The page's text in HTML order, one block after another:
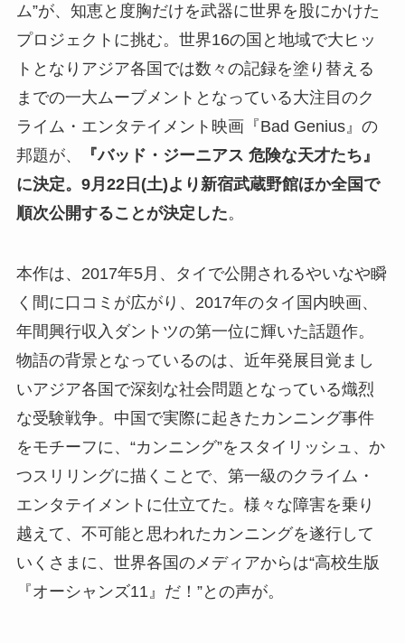
ム”が、知恵と度胸だけを武器に世界を股にかけた
プロジェクトに挑む。世界16の国と地域で大ヒッ
トとなりアジア各国では数々の記録を塗り替える
までの一大ムーブメントとなっている大注目のク
ライム・エンタテイメント映画『Bad Genius』の
邦題が、
『バッド・ジーニアス 危険な天才たち』
に決定。9月22日(土)より新宿武蔵野館ほか全国で
順次公開することが決定した。
本作は、2017年5月、タイで公開されるやいなや瞬
く間に口コミが広がり、2017年のタイ国内映画、
年間興行収入ダントツの第一位に輝いた話題作。
物語の背景となっているのは、近年発展目覚まし
いアジア各国で深刻な社会問題となっている熾烈
な受験戦争。中国で実際に起きたカンニング事件
をモチーフに、“カンニング”をスタイリッシュ、か
つスリリングに描くことで、第一級のクライム・
エンタテイメントに仕立てた。様々な障害を乗り
越えて、不可能と思われたカンニングを遂行して
いくさまに、世界各国のメディアからは“高校生版
『オーシャンズ11』だ！”との声が。